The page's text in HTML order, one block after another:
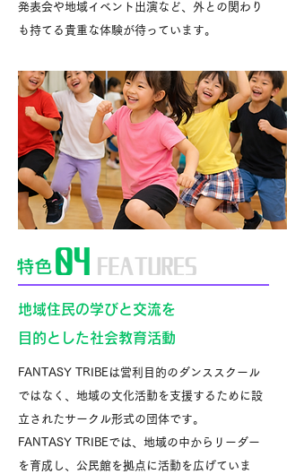
発表会や地域イベント出演など、外との関わり
も持てる貴重な体験が待っています。
地域住民の学びと交流を
目的とした社会教育活動
FANTASY TRIBEは営利目的のダンススクール
ではなく、地域の文化活動を支援するために設
立されたサークル形式の団体です。
FANTASY TRIBEでは、地域の中からリーダー
を育成し、公民館を拠点に活動を広げていま